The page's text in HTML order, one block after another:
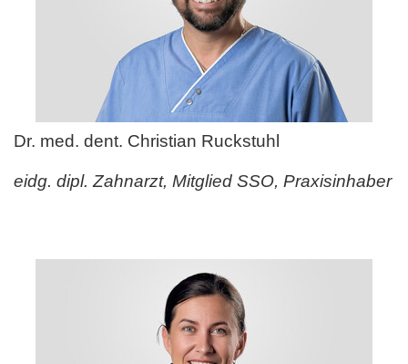
Dr. med. dent. Christian Ruckstuhl
eidg. dipl. Zahnarzt, Mitglied SSO, Praxisinhaber